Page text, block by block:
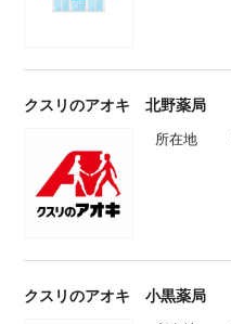
クスリのアオキ 北野薬局
所在地
クスリのアオキ 小黒薬局